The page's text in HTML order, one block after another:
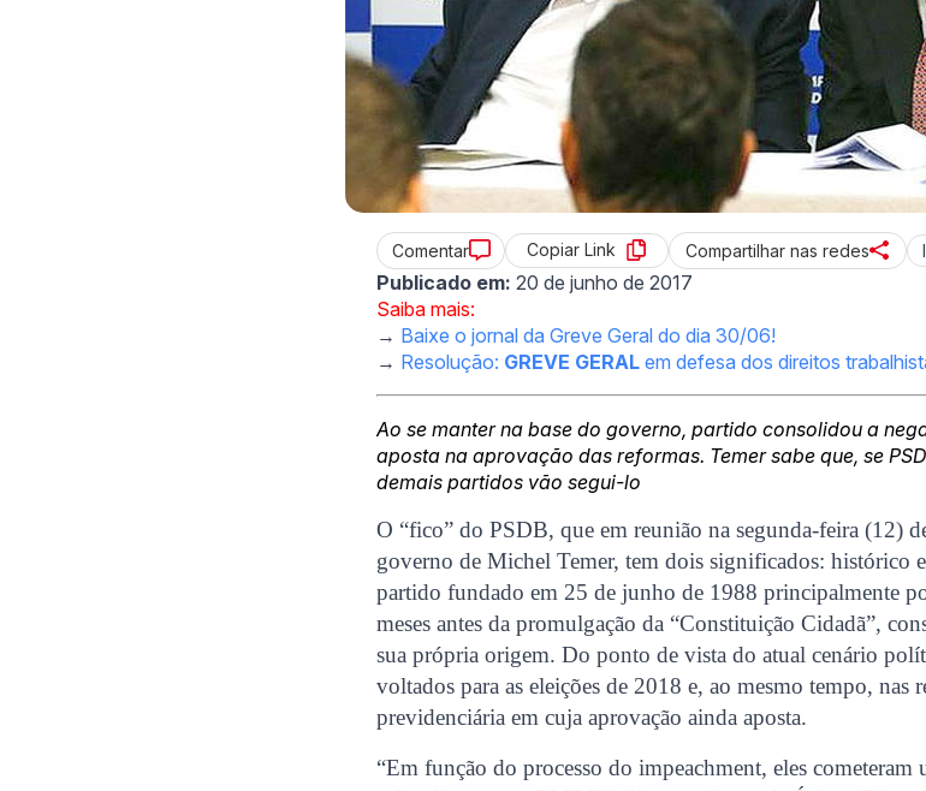
Comentar Copiar Link Compartilhar nas redes
Publicado em: 20 de junho de 2017
Saiba mais:
→ Baixe o jornal da Greve Geral do dia 30/06!
→ Resolução: GREVE GERAL em defesa dos direitos
Ao se manter na base do governo, partido consolidou a
aposta na aprovação das reformas. Temer sabe que, se
demais partidos vão segui-lo
O “fico” do PSDB, que em reunião na segunda-feira (12)
governo de Michel Temer, tem dois significados: histórico
partido fundado em 25 de junho de 1988 principalmente
meses antes da promulgação da “Constituição Cidadã”,
sua própria origem. Do ponto de vista do atual cenário
voltados para as eleições de 2018 e, ao mesmo tempo, nas
previdenciária em cuja aprovação ainda aposta.
“Em função do processo do impeachment, eles cometeram